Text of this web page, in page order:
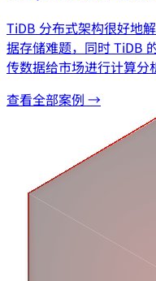
TiDB 分布式架构很好地
据存储难题，同时 TiDB
传数据给市场进行计算分
查看全部案例 →